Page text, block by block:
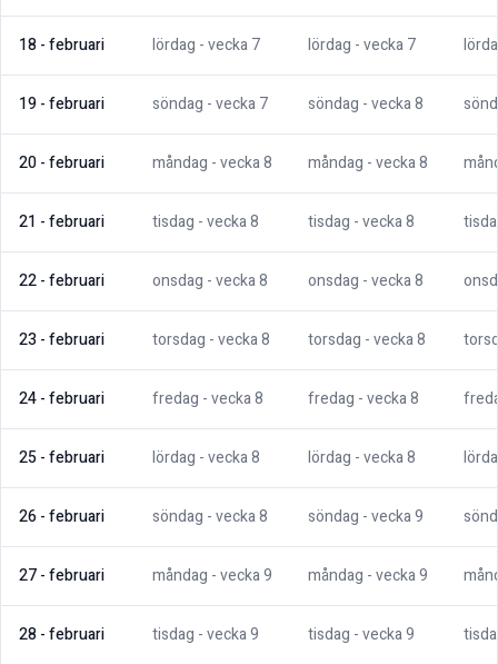
18-februari lördag - vecka7 lördag - vecka7
19-februari söndag - vecka7 söndag - vecka8
20-februari måndag - vecka8 måndag - vecka8
21 -februari tisdag - vecka8 tisdag - vecka8
22-februari onsdag - vecka8 onsdag - vecka8
23 -februari torsdag - vecka8 torsdag - vecka8
24-februari fredag - vecka8 fredag - vecka8
25-februari lördag - vecka8 lördag - vecka8
26-februari söndag - vecka8 söndag - vecka9
27-februari måndag - vecka9 måndag - vecka9
28-februari tisdag - vecka9 tisdag - vecka9